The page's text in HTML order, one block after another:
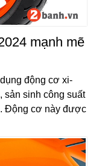
mạnh mẽ
động cơ xi-
sản sinh công suất
Động cơ này được